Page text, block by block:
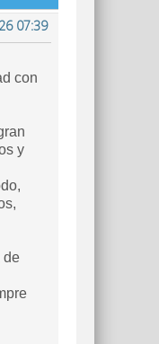
07:39
con
y
de